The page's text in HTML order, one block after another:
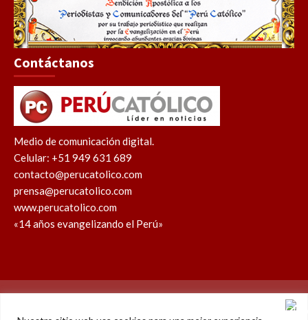
Contáctanos
Medio de comunicación digital.
Celular: +51 949 631 689
contacto@perucatolico.com
prensa@perucatolico.com
www.perucatolico.com
«14 años evangelizando el Perú»